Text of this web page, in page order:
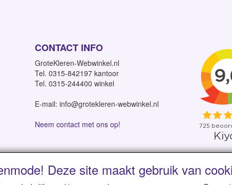
CONTACT INFO
GroteKleren-Webwinkel.nl
Tel. 0315-842197 kantoor
Tel. 0315-244400 winkel
E-mail: info@grotekleren-webwinkel.nl
Neem contact met ons op!
binnen NL | Direct leverbaar uit eigen voorraad
Deze site maakt gebruik van